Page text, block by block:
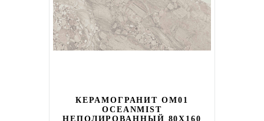
КЕРАМОГРАНИТ OM01
OCEANMIST
НЕПОЛИРОВАННЫЙ 80X160